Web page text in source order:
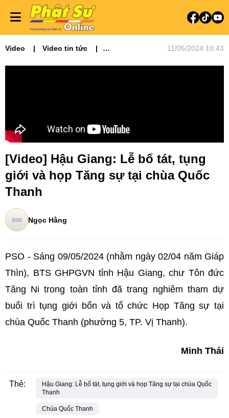
Video
Video tin tức
11/05/2024 10:43
[Video] Hậu Giang: Lễ bố tát, tụng
giới và họp Tăng sự tại chùa Quốc
Thanh
Ngọc Hằng
PSO - Sáng 09/05/2024 (nhằm ngày 02/04 năm Giáp
Thìn), BTS GHPGVN tỉnh Hậu Giang, chư Tôn đức
Tăng Ni trong toàn tỉnh đã trang nghiêm tham dự
buổi trì tụng giới bổn và tổ chức Họp Tăng sự tại
chùa Quốc Thanh (phường 5, TP. Vị Thanh).
Minh Thái
Thẻ:
Hậu Giang: Lễ bố tát, tụng giới và họp Tăng sự tại chùa Quốc
Thanh
Chùa Quốc Thanh